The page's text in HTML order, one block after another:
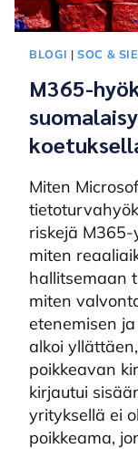
BLOGI |SOC &
M365-
Miten
riskejä
miten
hallitsemaan
miten
etenemisen
alkoi
poikkeavan
kirjautui
yrityksellä ei
poikkeama,